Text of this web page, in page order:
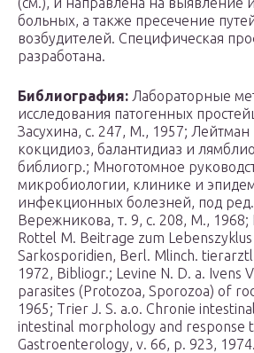
больных, а также пресечение
возбудителей. Специфическая
разработана.
Библиография: Лабораторные
исследования патогенных
Засухина, с. 247, М., 1957;
кокцидиоз, балантидиаз и
библиогр.; Многотомное
микробиологии, клинике и
инфекционных болезней, под
Вережникова, т. 9, с. 208, М., 1968;
Rоttel М. Beitrage zum
Sarkosporidien, Berl. Mlinch.
1972, Bibliogr.; Levine N. D. a. Ivens
parasites (Protozoa, Sporozoa) of
1965; Trier J. S. a.o. Chronie
intestinal morphology and response
Gastroenterology, v. 66, p. 923, 1974.